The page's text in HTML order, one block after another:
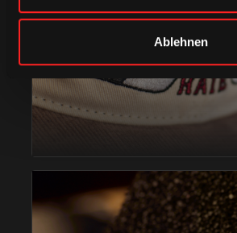
Ablehnen
CAPS &